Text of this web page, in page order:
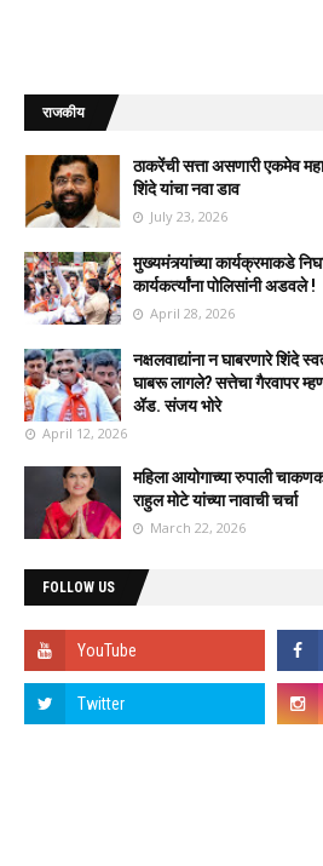
राजकीय
ठाकरेंची सत्ता असणारी एकमेव
शिंदे यांचा नवा डाव
July 23, 2026
मुख्यमंत्र्यांच्या कार्यक्रमाकडे
कार्यकर्त्यांना पोलिसांनी अडवले !
April 28, 2026
नक्षलवाद्यांना न घाबरणारे शिंदे
घाबरू लागले? सत्तेचा गैरवापर
ॲड. संजय भोरे
April 12, 2026
महिला आयोगाच्या रुपाली
राहुल मोटे यांच्या नावाची चर्चा
March 22, 2026
FOLLOW US